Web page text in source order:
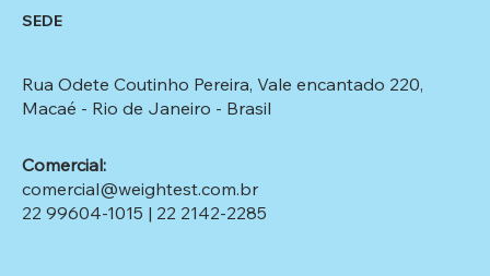
Comercial:
comercial@weightest.com.br
22 99604-1015 | 22 2142-2285
Rua Odete Coutinho Pereira, Vale encantado 220,
Macaé - Rio de Janeiro - Brasil​
SEDE